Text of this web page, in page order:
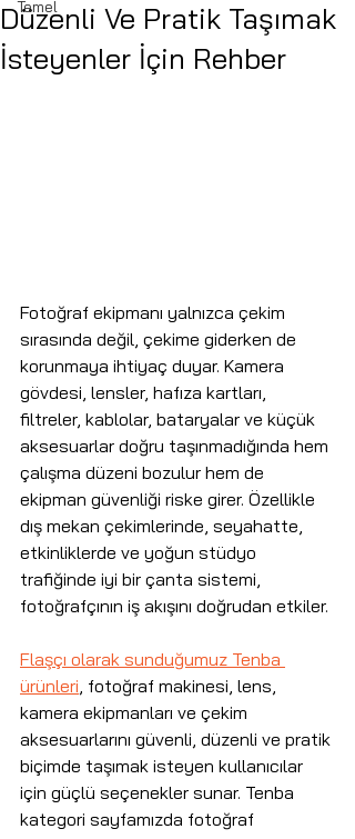
Temel
Düzenli Ve Pratik Taşımak
İsteyenler İçin Rehber
Fotoğraf ekipmanı yalnızca çekim
sırasında değil, çekime giderken de
korunmaya ihtiyaç duyar. Kamera
gövdesi, lensler, hafıza kartları,
filtreler, kablolar, bataryalar ve küçük
aksesuarlar doğru taşınmadığında hem
çalışma düzeni bozulur hem de
ekipman güvenliği riske girer. Özellikle
dış mekan çekimlerinde, seyahatte,
etkinliklerde ve yoğun stüdyo
trafiğinde iyi bir çanta sistemi,
fotoğrafçının iş akışını doğrudan etkiler.
Flaşçı olarak sunduğumuz Tenba
ürünleri, fotoğraf makinesi, lens,
kamera ekipmanları ve çekim
aksesuarlarını güvenli, düzenli ve pratik
biçimde taşımak isteyen kullanıcılar
için güçlü seçenekler sunar. Tenba
kategori sayfamızda fotoğraf